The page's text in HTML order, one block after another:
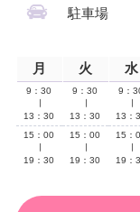
駐車場
月 火 水
9：30
13：30
9：30
13：30
9：
13：
15：00
19：30
15：00
19：30
15：
19：